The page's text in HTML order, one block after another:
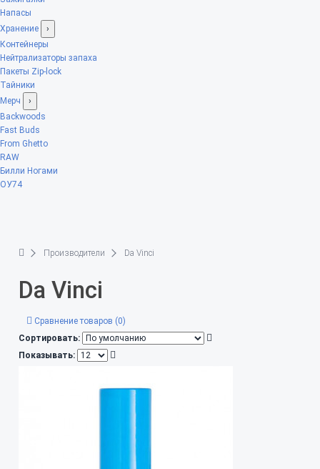
Напасы
Хранение
›
Контейнеры
Нейтрализаторы запаха
Пакеты Zip-lock
Тайники
Мерч
›
Backwoods
Fast Buds
From Ghetto
RAW
Билли Ногами
ОУ74
Производители Da Vinci
Da Vinci
Сравнение товаров (0)
Сортировать:
Показывать: